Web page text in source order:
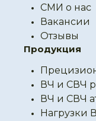
СМИ о нас
Вакансии
Отзывы
Продукция
ВЧ и СВЧ
ВЧ и СВЧ
Нагрузки